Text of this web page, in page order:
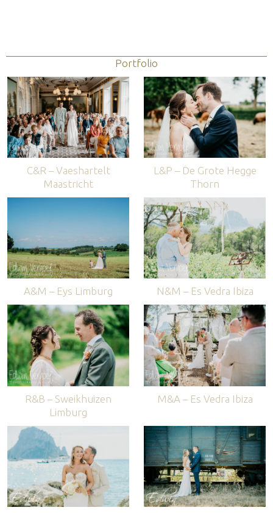
Portfolio
C&R – Vaeshartelt
Maastricht
L&P – De Grote Hegge
Thorn
A&M – Eys Limburg N&M – Es Vedra Ibiza
R&B – Sweikhuizen
Limburg
M&A – Es Vedra Ibiza